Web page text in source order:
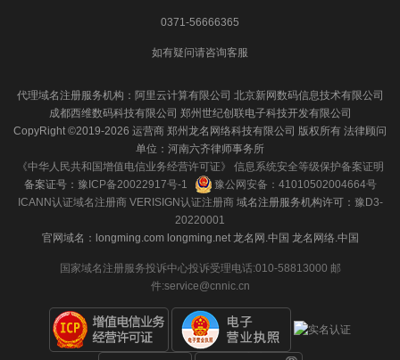
0371-56666365
如有疑问请咨询客服
代理域名注册服务机构：阿里云计算有限公司 北京新网数码信息技术有限公司
成都西维数码科技有限公司 郑州世纪创联电子科技开发有限公司
CopyRight ©2019-2026 运营商 郑州龙名网络科技有限公司 版权所有 法律顾问
单位：河南六齐律师事务所
《中华人民共和国增值电信业务经营许可证》
信息系统安全等级保护备案证明
备案证号： 豫ICP备20022917号-1
豫公网安备：41010502004664号
ICANN认证域名注册商 VERISIGN认证注册商域名注册服务机构许可： 豫D3-
20220001
官网域名：longming.com longming.net 龙名网.中国 龙名网络.中国
国家域名注册服务投诉中心投诉受理电话:010-58813000 邮
件:service@cnnic.cn